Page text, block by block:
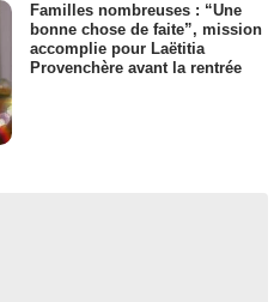
Familles nombreuses : “Une
bonne chose de faite”, mission
accomplie pour Laëtitia
Provenchère avant la rentrée